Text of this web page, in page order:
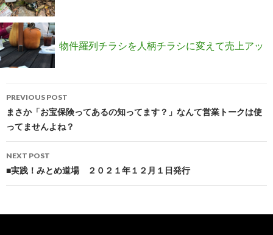
が”しかし”の一語にあったとは！？
物件羅列チラシを人柄チラシに変えて売上アッ
Post
navigation
PREVIOUS POST
まさか「お宝保険ってあるの知ってます？」なんて営業トークは使
ってませんよね？
NEXT POST
■実践！みとめ道場 ２０２１年１２月１日発行